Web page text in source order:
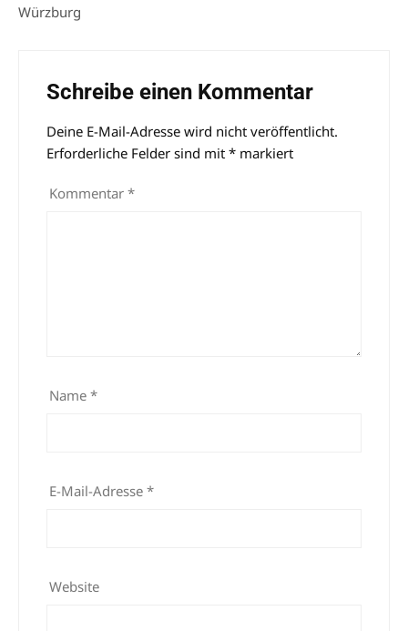
Würzburg
Schreibe einen Kommentar
Deine E-Mail-Adresse wird nicht veröffentlicht.
Erforderliche Felder sind mit * markiert
Kommentar *
Name *
E-Mail-Adresse *
Website
Alternative: